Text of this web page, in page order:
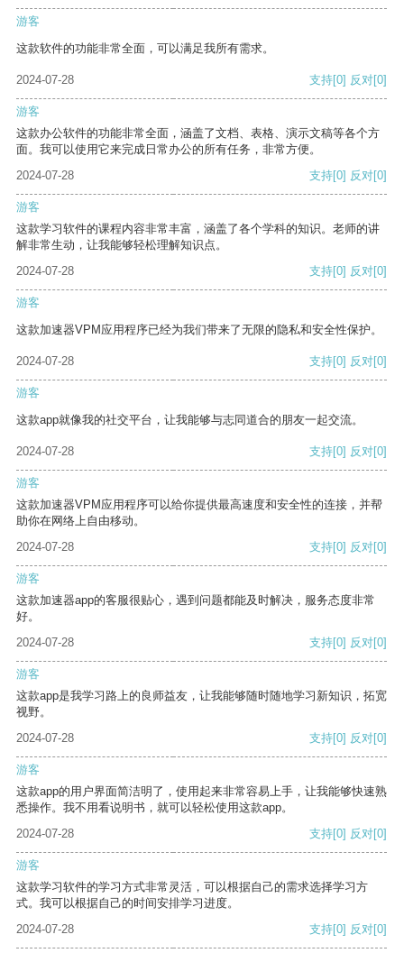
游客
这款软件的功能非常全面，可以满足我所有需求。
2024-07-28 支持[0] 反对[0]
游客
这款办公软件的功能非常全面，涵盖了文档、表格、演示文稿等各个方
面。我可以使用它来完成日常办公的所有任务，非常方便。
2024-07-28
支持[0] 反对[0]
游客
这款学习软件的课程内容非常丰富，涵盖了各个学科的知识。老师的讲
解非常生动，让我能够轻松理解知识点。
2024-07-28
支持[0] 反对[0]
游客
这款加速器VPM应用程序已经为我们带来了无限的隐私和安全性保护。
2024-07-28 支持[0] 反对[0]
游客
这款app就像我的社交平台，让我能够与志同道合的朋友一起交流。
2024-07-28 支持[0] 反对[0]
游客
这款加速器VPM应用程序可以给你提供最高速度和安全性的连接，并帮
助你在网络上自由移动。
2024-07-28
支持[0] 反对[0]
游客
这款加速器app的客服很贴心，遇到问题都能及时解决，服务态度非常
好。
2024-07-28
支持[0] 反对[0]
游客
这款app是我学习路上的良师益友，让我能够随时随地学习新知识，拓宽
视野。
2024-07-28
支持[0] 反对[0]
游客
这款app的用户界面简洁明了，使用起来非常容易上手，让我能够快速熟
悉操作。我不用看说明书，就可以轻松使用这款app。
2024-07-28
支持[0] 反对[0]
游客
这款学习软件的学习方式非常灵活，可以根据自己的需求选择学习方
式。我可以根据自己的时间安排学习进度。
2024-07-28
支持[0] 反对[0]